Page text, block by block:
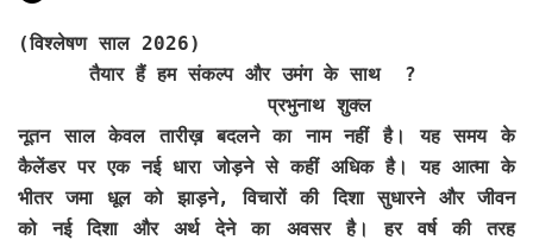
(विश्लेषण साल 2026)
तैयार हैं हम संकल्प और उमंग के साथ ?
प्रभुनाथ शुक्ल
नूतन साल केवल तारीख़ बदलने का नाम नहीं है। यह समय के
कैलेंडर पर एक नई धारा जोड़ने से कहीं अधिक है। यह आत्मा के
भीतर जमा धूल को झाड़ने, विचारों की दिशा सुधारने और जीवन
को नई दिशा और अर्थ देने का अवसर है। हर वर्ष की तरह